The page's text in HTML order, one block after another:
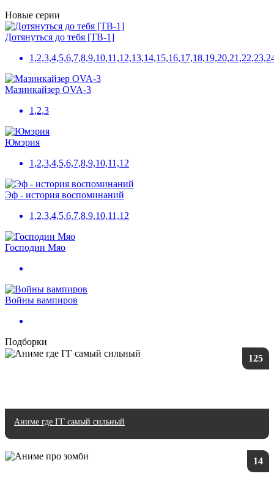
Новые серии
Дотянуться до тебя [ТВ-1]
Мазинкайзер OVA-3
1,2,3
Юмэрия
1,2,3,4,5,6,7,8,9,10,11,12
Эф - история воспоминаний
1,2,3,4,5,6,7,8,9,10,11,12
Господин Мяо
Войны вампиров
Подборки
125
Аниме где ГГ самый сильный
14